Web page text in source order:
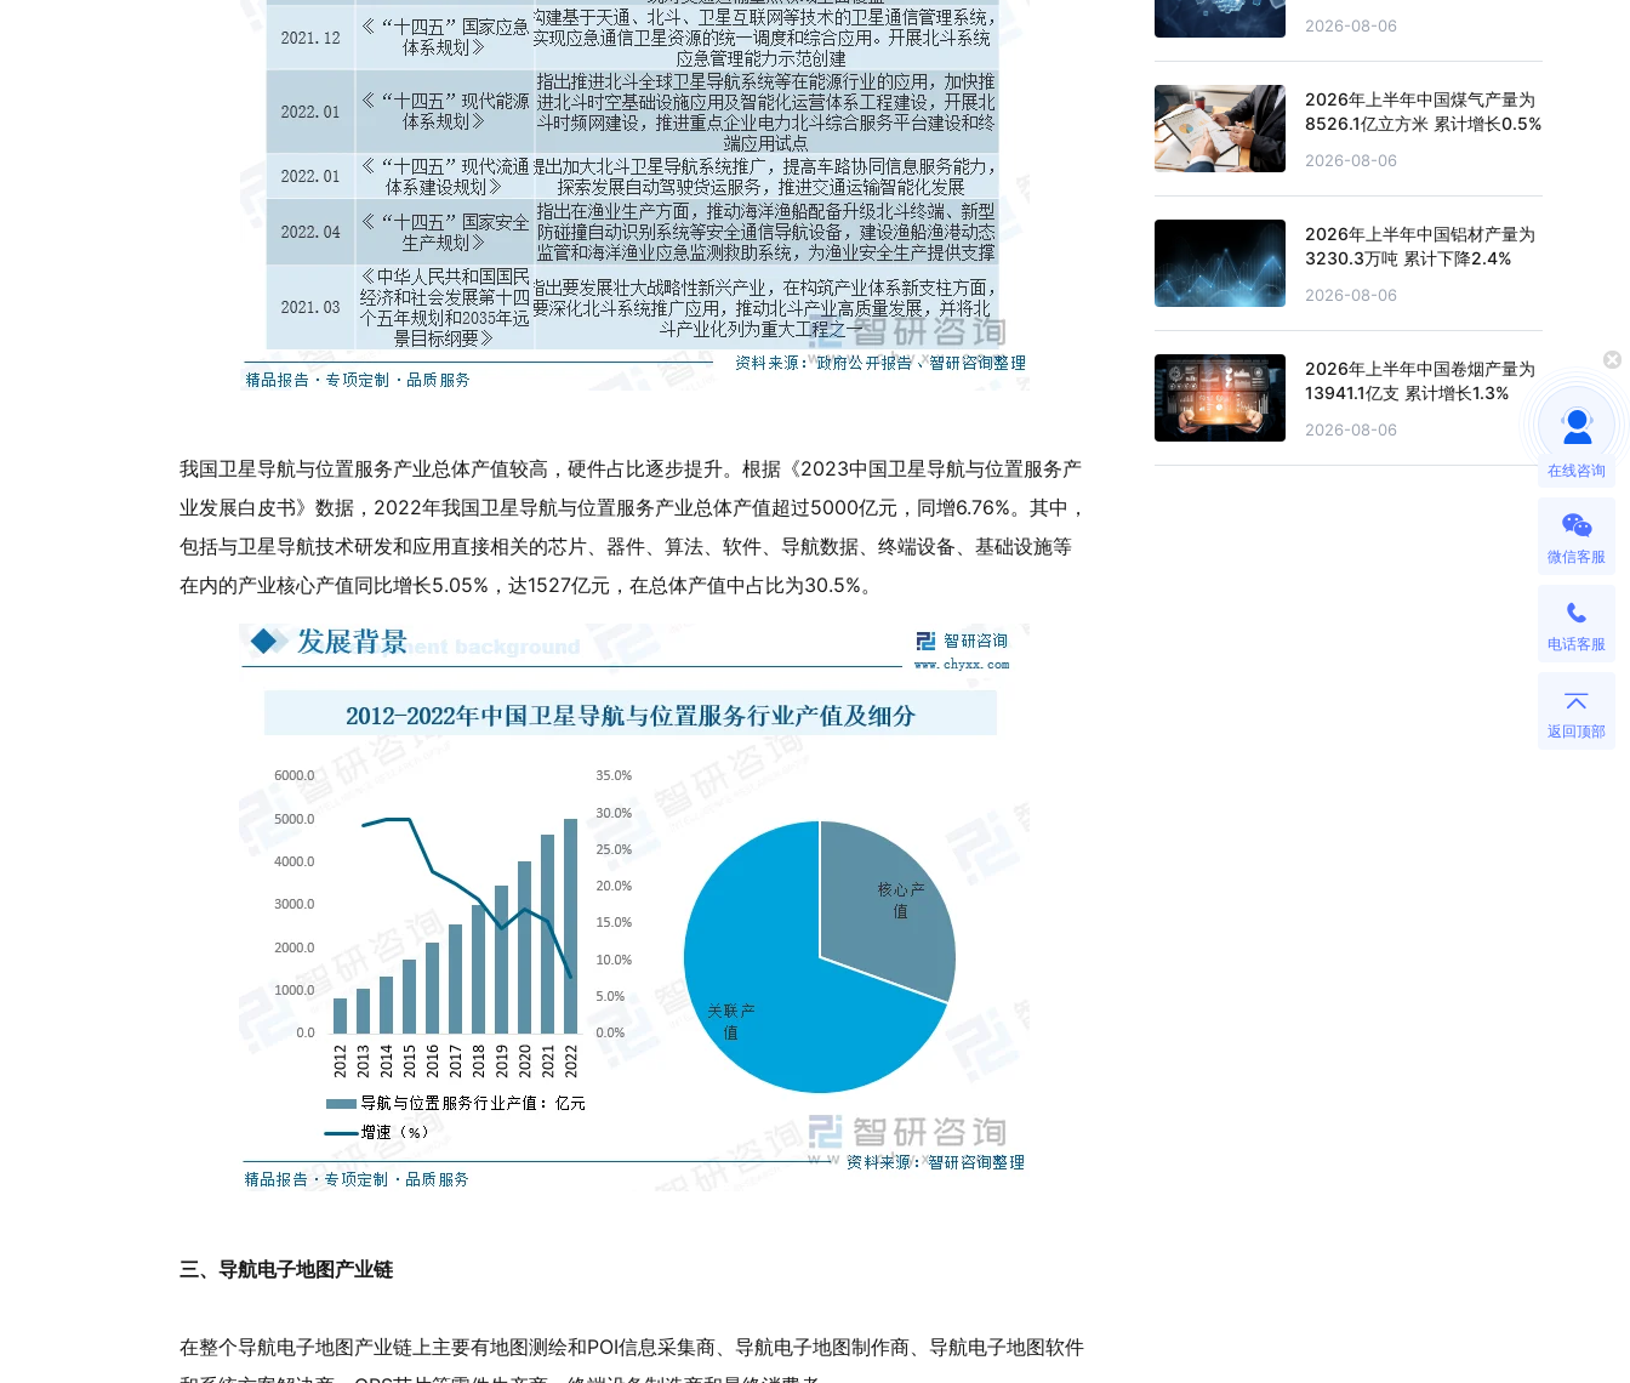
我国卫星导航与位置服务产业总体产值较高，硬件占比逐步提升。根据《2023中国卫星导航与位置服务产
业发展白皮书》数据，2022年我国卫星导航与位置服务产业总体产值超过5000亿元，同增6.76%。其中，
包括与卫星导航技术研发和应用直接相关的芯片、器件、算法、软件、导航数据、终端设备、基础设施等
在内的产业核心产值同比增长5.05%，达1527亿元，在总体产值中占比为30.5%。
三、 导航电子地图产业链
在整个导航电子地图产业链上主要有地图测绘和POI信息采集商、导航电子地图制作商、导航电子地图软件
2026-08-06
2026年上半年中国煤气产量为
8526.1亿立方米 累计增长0.5%
2026-08-06
2026年上半年中国铝材产量为
3230.3万吨 累计下降2.4%
2026-08-06
2026年上半年中国卷烟产量为
13941.1亿支 累计增长1.3%
2026-08-06
在线咨询
微信客服
电话客服
返回顶部